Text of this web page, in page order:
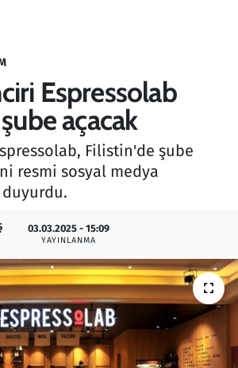
Espressolab
açacak
Filistin'de şube
resmi sosyal medya
03.03.2025 - 15:09
YAYINLANMA